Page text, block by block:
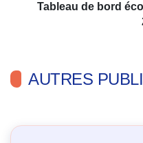
Tableau de bord
AUTRES